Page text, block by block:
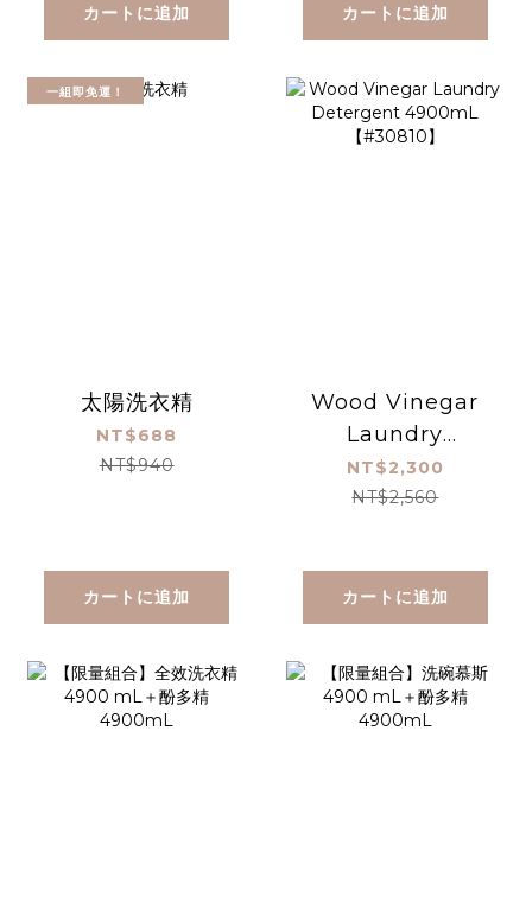
カートに追加 カートに追加
一組即免運！
太陽洗衣精
NT$688
NT$940
カートに追加
Wood Vinegar
Laundry
Detergent
4900mL
NT$2,300
NT$2,560
カートに追加